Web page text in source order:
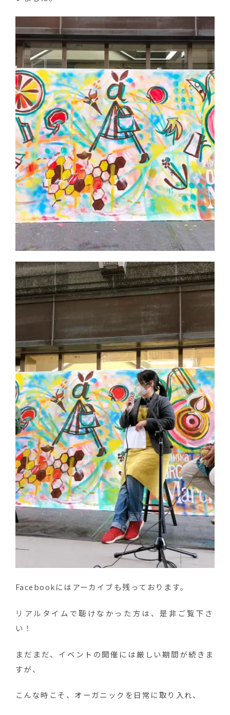
Facebookにはアーカイブも残っております。
リアルタイムで聴けなかった方は、是非ご覧下さ
い！
まだまだ、イベントの開催には厳しい期間が続きま
すが、
こんな時こそ、オーガニックを日常に取り入れ、